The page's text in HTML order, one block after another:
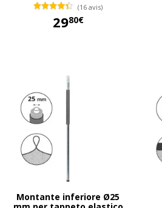
(16 avis)
2980€
Montante inferiore Ø25